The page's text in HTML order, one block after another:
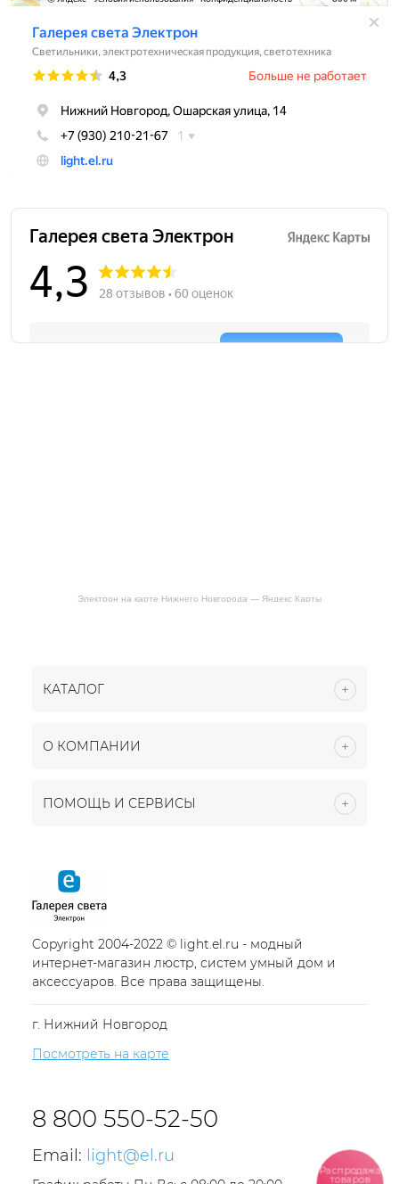
Электрон на карте Нижнего Новгорода — Яндекс Карты
КАТАЛОГ
О КОМПАНИИ
ПОМОЩЬ И СЕРВИСЫ
Copyright 2004-2022 © light.el.ru - модный
интернет-магазин люстр, систем умный дом и
аксессуаров. Все права защищены.
г. Нижний Новгород
Посмотреть на карте
8 800 550-52-50
Email: light@el.ru
Распродажа
товаров